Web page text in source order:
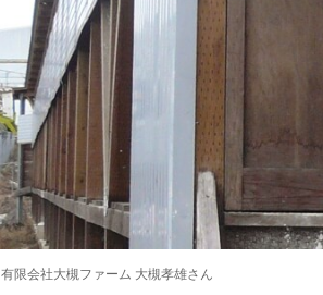
有限会社大槻ファーム 大槻孝雄さん